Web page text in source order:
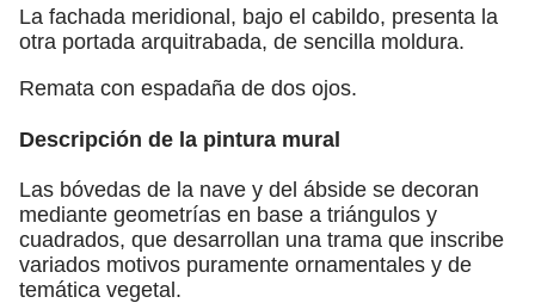
La fachada meridional, bajo el cabildo, presenta la
otra portada arquitrabada, de sencilla moldura.
Remata con espadaña de dos ojos.
Descripción de la pintura mural
Las bóvedas de la nave y del ábside se decoran
mediante geometrías en base a triángulos y
cuadrados, que desarrollan una trama que inscribe
variados motivos puramente ornamentales y de
temática vegetal.